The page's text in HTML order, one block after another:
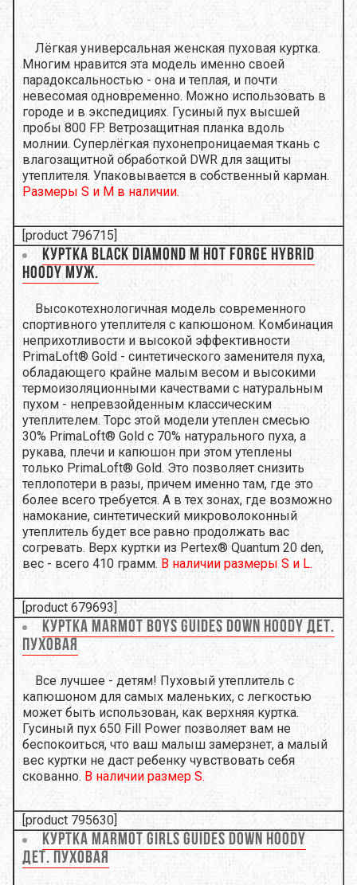
Лёгкая универсальная женская пуховая куртка.
Многим нравится эта модель именно своей
парадоксальностью - она и теплая, и почти
невесомая одновременно. Можно использовать в
городе и в экспедициях. Гусиный пух высшей
пробы 800 FP. Ветрозащитная планка вдоль
молнии. Суперлёгкая пухонепроницаемая ткань с
влагозащитной обработкой DWR для защиты
утеплителя. Упаковывается в собственный карман.
Размеры S и M в наличии.
[product 796715]
Куртка Black Diamond M Hot Forge Hybrid
Hoody Муж.
Высокотехнологичная модель современного
спортивного утеплителя с капюшоном. Комбинация
неприхотливости и высокой эффективности
PrimaLoft® Gold - синтетического заменителя пуха,
обладающего крайне малым весом и высокими
термоизоляционными качествами с натуральным
пухом - непревзойденным классическим
утеплителем. Торс этой модели утеплен смесью
30% PrimaLoft® Gold с 70% натурального пуха, а
рукава, плечи и капюшон при этом утеплены
только PrimaLoft® Gold. Это позволяет снизить
теплопотери в разы, причем именно там, где это
более всего требуется. А в тех зонах, где возможно
намокание, синтетический микроволоконный
утеплитель будет все равно продолжать вас
согревать. Верх куртки из Pertex® Quantum 20 den,
вес - всего 410 грамм. В наличии размеры S и L.
[product 679693]
Куртка Marmot Boys Guides Down Hoody Дет.
пуховая
Все лучшее - детям! Пуховый утеплитель с
капюшоном для самых маленьких, с легкостью
может быть использован, как верхняя куртка.
Гусиный пух 650 Fill Power позволяет вам не
беспокоиться, что ваш малыш замерзнет, а малый
вес куртки не даст ребенку чувствовать себя
скованно. В наличии размер S.
[product 795630]
Куртка Marmot Girls Guides Down Hoody
Дет. пуховая